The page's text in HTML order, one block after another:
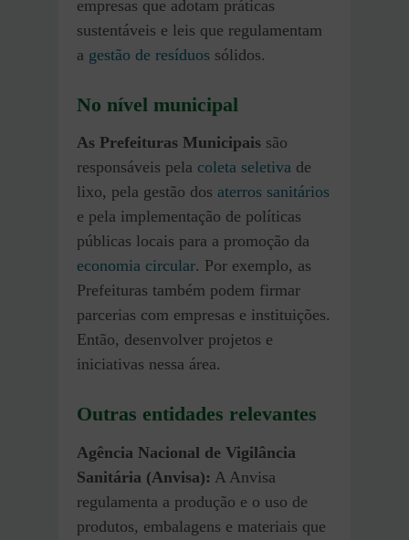
empresas que adotam práticas
sustentáveis e leis que regulamentam
a gestão de resíduos sólidos.
No nível municipal
As Prefeituras Municipais são
responsáveis pela coleta seletiva de
lixo, pela gestão dos aterros sanitários
e pela implementação de políticas
públicas locais para a promoção da
economia circular. Por exemplo, as
Prefeituras também podem firmar
parcerias com empresas e instituições.
Então, desenvolver projetos e
iniciativas nessa área.
Outras entidades relevantes
Agência Nacional de Vigilância
Sanitária (Anvisa): A Anvisa
regulamenta a produção e o uso de
produtos, embalagens e materiais que